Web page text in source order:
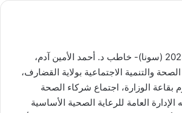
القضارف 13-10-2025 (سونا)- خاطب د. أحمد الأمين آدم،
الصحة والتنمية الاجتماعية بولاية القضارف،
بقاعة الوزارة، اجتماع شركاء الصحة
الإدارة العامة للرعاية الصحية الأساسية